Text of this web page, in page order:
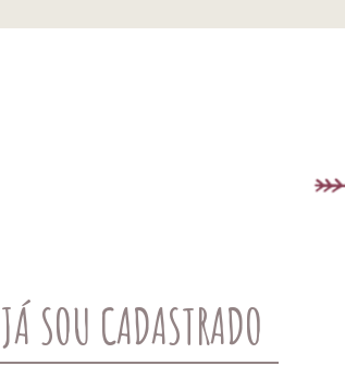
JÁ SOU CADASTRADO